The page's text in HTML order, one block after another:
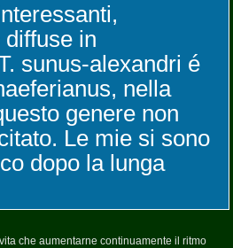
in
sunus-alexandri é
nella
genere non
Le mie si sono
dopo la lunga
che aumentarne continuamente il ritmo